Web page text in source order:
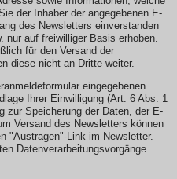
der Inhaber der angegebenen E-
des Newsletters einverstanden
nur auf freiwilliger Basis erhoben.
für den Versand der
diese nicht an Dritte weiter.
eingegebenen
Ihrer Einwilligung (Art. 6 Abs. 1
zur Speicherung der Daten, der E-
Versand des Newsletters können
"Austragen"-Link im Newsletter.
Datenverarbeitungsvorgänge